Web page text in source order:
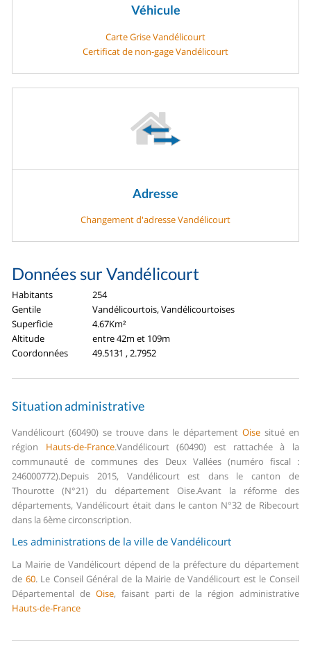
Véhicule
Carte Grise Vandélicourt
Certificat de non-gage Vandélicourt
Adresse
Changement d'adresse Vandélicourt
Données sur Vandélicourt
Habitants
254
Gentile
Vandélicourtois, Vandélicourtoises
Superficie
4.67Km²
Altitude
entre 42m et 109m
Coordonnées
49.5131 , 2.7952
Situation administrative
Vandélicourt (60490) se trouve dans le département Oisesitué en
région Hauts-de-France.Vandélicourt (60490) est rattachée à la
communauté de communes des Deux Vallées (numéro fiscal :
246000772).Depuis 2015, Vandélicourt est dans le canton de
Thourotte (N°21) du département Oise.Avant la réforme des
départements, Vandélicourt était dans le canton N°32 de Ribecourt
dans la 6ème circonscription.
Les administrations de la ville de Vandélicourt
La Mairie de Vandélicourt dépend de la préfecture du département
de 60.Le Conseil Général de la Mairie de Vandélicourt est le Conseil
Départemental de Oise, faisant parti de la région administrative
Hauts-de-France